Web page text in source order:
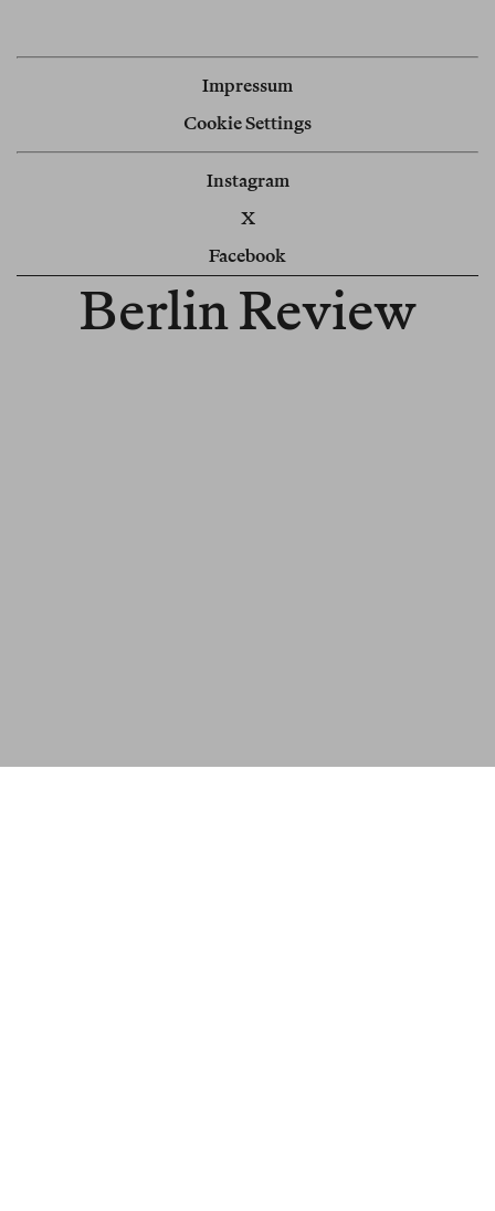
Impressum
Cookie Settings
Instagram
X
Facebook
Berlin Review